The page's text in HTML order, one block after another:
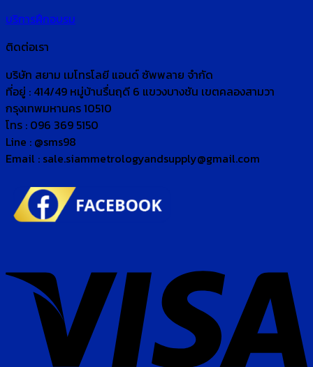
บริการฝึกอบรม
ติดต่อเรา
บริษัท สยาม เมโทรโลยี แอนด์ ซัพพลาย จำกัด
ที่อยู่ : 414/49 หมู่บ้านรื่นฤดี 6 แขวงบางชัน เขตคลองสามวา
กรุงเทพมหานคร 10510
โทร : 096 369 5150
Line : @sms98
Email : sale.siammetrologyandsupply@gmail.com